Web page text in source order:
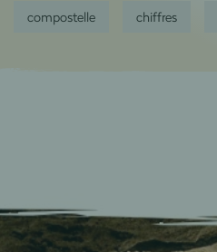
compostelle chiffres